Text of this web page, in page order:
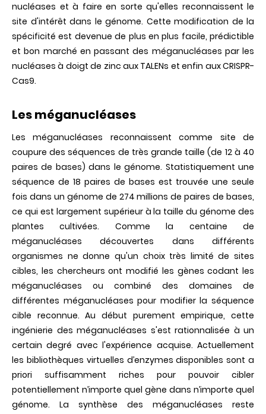
nucléases et à faire en sorte qu'elles reconnaissent le
site d'intérêt dans le génome. Cette modification de la
spécificité est devenue de plus en plus facile, prédictible
et bon marché en passant des méganucléases par les
nucléases à doigt de zinc aux TALENs et enfin aux CRISPR-
Cas9.
Les méganucléases
Les méganucléases reconnaissent comme site de
coupure des séquences de très grande taille (de 12 à 40
paires de bases) dans le génome. Statistiquement une
séquence de 18 paires de bases est trouvée une seule
fois dans un génome de 274 millions de paires de bases,
ce qui est largement supérieur à la taille du génome des
plantes cultivées. Comme la centaine de
méganucléases découvertes dans différents
organismes ne donne qu'un choix très limité de sites
cibles, les chercheurs ont modifié les gènes codant les
méganucléases ou combiné des domaines de
différentes méganucléases pour modifier la séquence
cible reconnue. Au début purement empirique, cette
ingénierie des méganucléases s'est rationnalisée à un
certain degré avec l'expérience acquise. Actuellement
les bibliothèques virtuelles d’enzymes disponibles sont a
priori suffisamment riches pour pouvoir cibler
potentiellement n’importe quel gène dans n’importe quel
génome. La synthèse des méganucléases reste